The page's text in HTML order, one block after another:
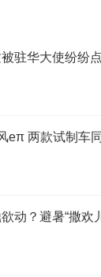
驻华大使纷纷
eπ 两款试制车
动？避暑“撒欢